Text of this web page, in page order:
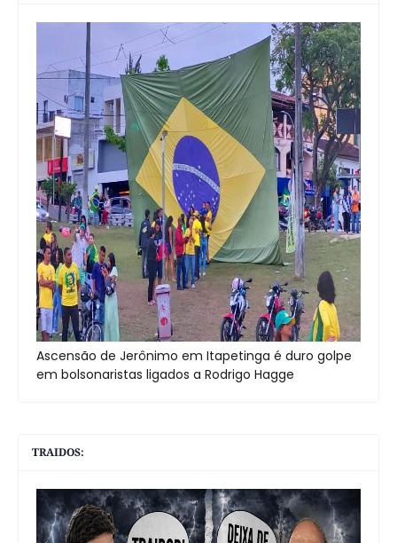
Ascensão de Jerônimo em Itapetinga é duro golpe
em bolsonaristas ligados a Rodrigo Hagge
TRAIDOS: